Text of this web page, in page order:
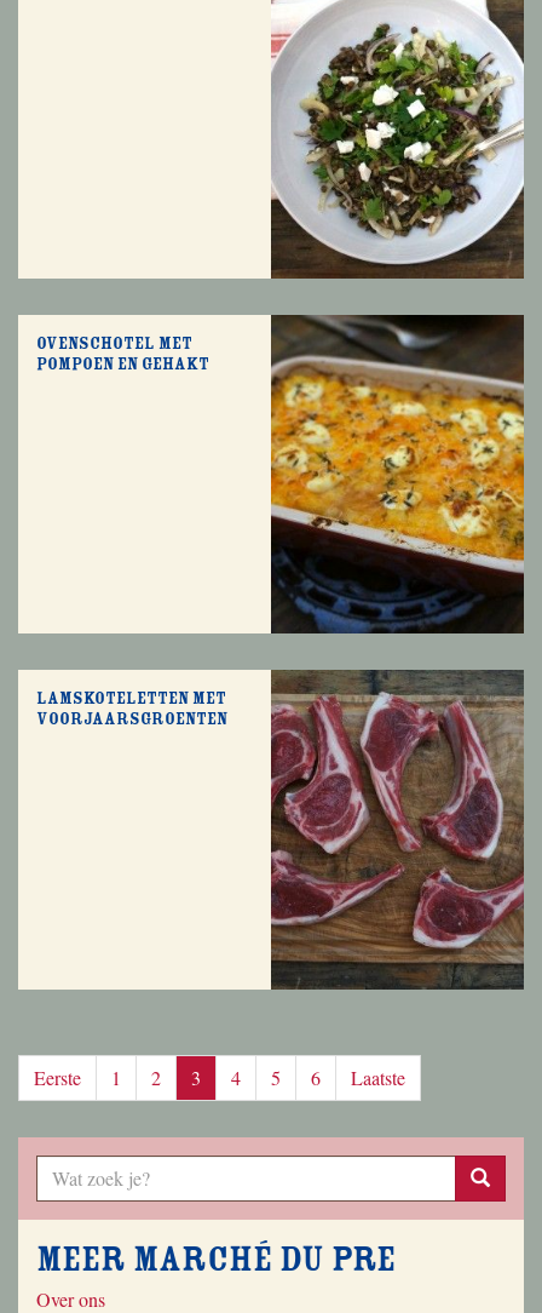
Ovenschotel met
pompoen en gehakt
Lamskoteletten met
voorjaarsgroenten
Eerste 1 2 3 4 5 6 Laatste
Meer Marché du Pre
Over ons